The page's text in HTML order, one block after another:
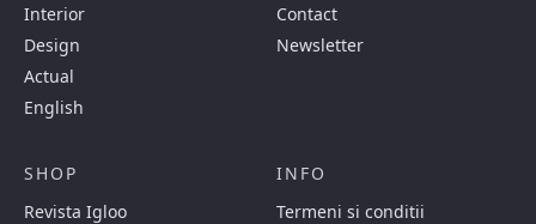
Interior
Design
Actual
English
Contact
Newsletter
SHOP
Revista Igloo
INFO
Termeni si conditii